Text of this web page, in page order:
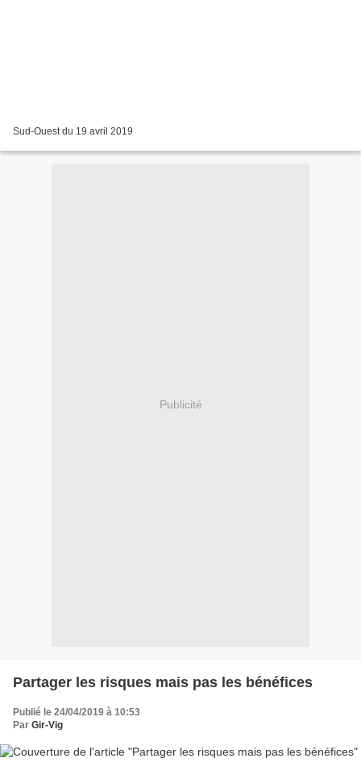
Sud-Ouest du 19 avril 2019
Publicité
Partager les risques mais pas les bénéfices
Publié le 24/04/2019 à 10:53
Par Gir-Vig